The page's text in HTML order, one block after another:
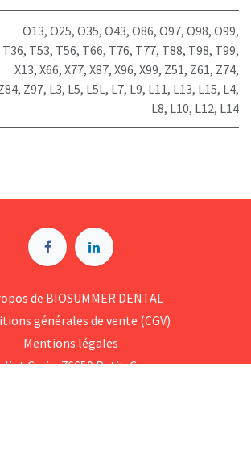
O13, O25, O35, O43, O86, O97, O98, O99,
T36, T53, T56, T66, T76, T77, T88, T98, T99,
X13, X66, X77, X87, X96, X99, Z51, Z61, Z74,
, Z97, L3, L5, L5L, L7, L9, L11, L13, L15, L4,
L8, L10, L12, L14
de BIOSUMMER DENTAL
générales d​e vente (CGV)
Mentions légales
Curie, 76650 Petit-Couronne